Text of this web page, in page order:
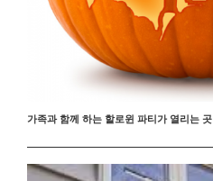
가족과 함께 하는 할로윈 파티가 열리는 곳